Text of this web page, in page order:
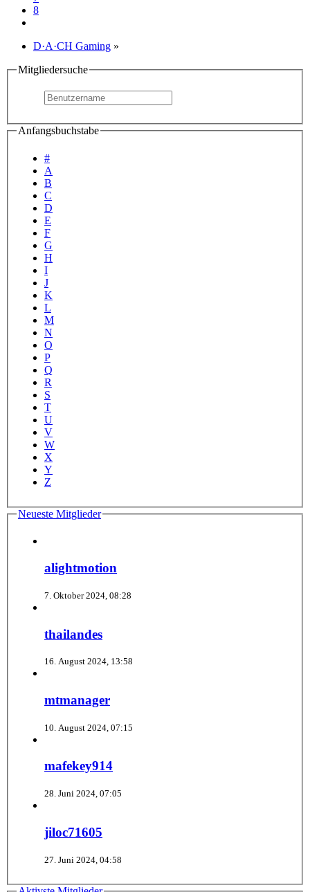
8
D·A·CH Gaming »
Mitgliedersuche
Anfangsbuchstabe
#
A
B
C
D
E
F
G
H
I
J
K
L
M
N
O
P
Q
R
S
T
U
V
W
X
Y
Z
Neueste Mitglieder
alightmotion
7. Oktober 2024, 08:28
thailandes
16. August 2024, 13:58
mtmanager
10. August 2024, 07:15
mafekey914
28. Juni 2024, 07:05
jiloc71605
27. Juni 2024, 04:58